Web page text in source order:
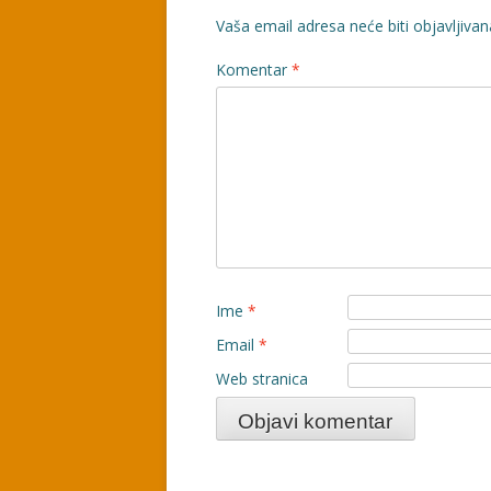
Vaša email adresa neće biti
Komentar*
Ime*
Email*
Web stranica